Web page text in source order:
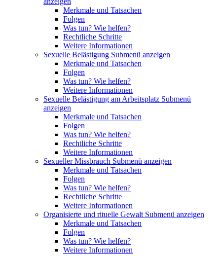
Merkmale und Tatsachen
Folgen
Was tun? Wie helfen?
Rechtliche Schritte
Weitere Informationen
Sexuelle Belästigung Submenü anzeigen
Merkmale und Tatsachen
Folgen
Was tun? Wie helfen?
Weitere Informationen
Sexuelle Belästigung am Arbeitsplatz Submenü
anzeigen
Merkmale und Tatsachen
Folgen
Was tun? Wie helfen?
Rechtliche Schritte
Weitere Informationen
Sexueller Missbrauch Submenü anzeigen
Merkmale und Tatsachen
Folgen
Was tun? Wie helfen?
Rechtliche Schritte
Weitere Informationen
Organisierte und rituelle Gewalt Submenü anzeigen
Merkmale und Tatsachen
Folgen
Was tun? Wie helfen?
Weitere Informationen